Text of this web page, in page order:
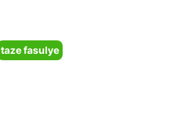
taze fasulye